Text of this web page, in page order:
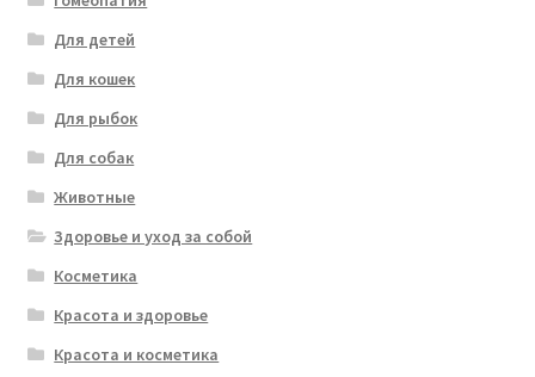
Для детей
Для кошек
Для рыбок
Для собак
Животные
Здоровье и уход за собой
Косметика
Красота и здоровье
Красота и косметика